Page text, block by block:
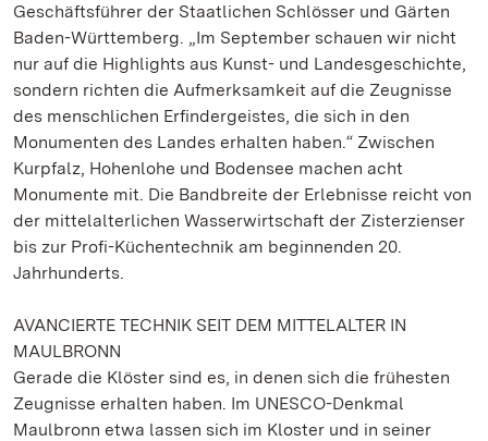
Geschäftsführer der Staatlichen Schlösser und Gärten
Baden-Württemberg. „Im September schauen wir nicht
nur auf die Highlights aus Kunst- und Landesgeschichte,
sondern richten die Aufmerksamkeit auf die Zeugnisse
des menschlichen Erfindergeistes, die sich in den
Monumenten des Landes erhalten haben.“ Zwischen
Kurpfalz, Hohenlohe und Bodensee machen acht
Monumente mit. Die Bandbreite der Erlebnisse reicht von
der mittelalterlichen Wasserwirtschaft der Zisterzienser
bis zur Profi-Küchentechnik am beginnenden 20.
Jahrhunderts.
AVANCIERTE TECHNIK SEIT DEM MITTELALTER IN
MAULBRONN
Gerade die Klöster sind es, in denen sich die frühesten
Zeugnisse erhalten haben. Im UNESCO-Denkmal
Maulbronn etwa lassen sich im Kloster und in seiner